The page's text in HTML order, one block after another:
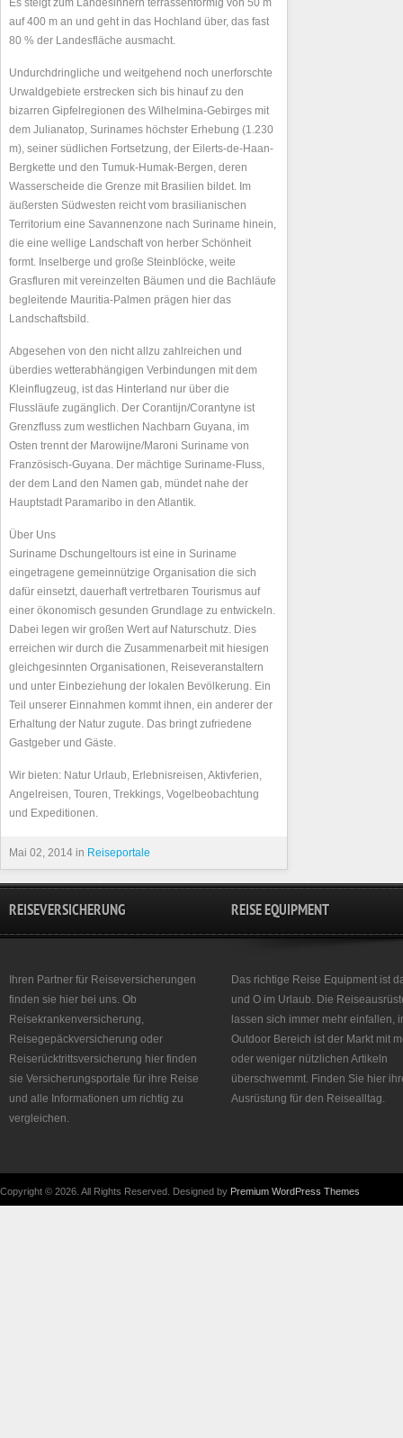
Es steigt zum Landesinnern terrassenförmig von 50 m
auf 400 m an und geht in das Hochland über, das fast
80 % der Landesfläche ausmacht.
Undurchdringliche und weitgehend noch unerforschte
Urwaldgebiete erstrecken sich bis hinauf zu den
bizarren Gipfelregionen des Wilhelmina-Gebirges mit
dem Julianatop, Surinames höchster Erhebung (1.230
m), seiner südlichen Fortsetzung, der Eilerts-de-Haan-
Bergkette und den Tumuk-Humak-Bergen, deren
Wasserscheide die Grenze mit Brasilien bildet. Im
äußersten Südwesten reicht vom brasilianischen
Territorium eine Savannenzone nach Suriname hinein,
die eine wellige Landschaft von herber Schönheit
formt. Inselberge und große Steinblöcke, weite
Grasfluren mit vereinzelten Bäumen und die Bachläufe
begleitende Mauritia-Palmen prägen hier das
Landschaftsbild.
Abgesehen von den nicht allzu zahlreichen und
überdies wetterabhängigen Verbindungen mit dem
Kleinflugzeug, ist das Hinterland nur über die
Flussläufe zugänglich. Der Corantijn/Corantyne ist
Grenzfluss zum westlichen Nachbarn Guyana, im
Osten trennt der Marowijne/Maroni Suriname von
Französisch-Guyana. Der mächtige Suriname-Fluss,
der dem Land den Namen gab, mündet nahe der
Hauptstadt Paramaribo in den Atlantik.
Über Uns
Suriname Dschungeltours ist eine in Suriname
eingetragene gemeinnützige Organisation die sich
dafür einsetzt, dauerhaft vertretbaren Tourismus auf
einer ökonomisch gesunden Grundlage zu entwickeln.
Dabei legen wir großen Wert auf Naturschutz. Dies
erreichen wir durch die Zusammenarbeit mit hiesigen
gleichgesinnten Organisationen, Reiseveranstaltern
und unter Einbeziehung der lokalen Bevölkerung. Ein
Teil unserer Einnahmen kommt ihnen, ein anderer der
Erhaltung der Natur zugute. Das bringt zufriedene
Gastgeber und Gäste.
Wir bieten: Natur Urlaub, Erlebnisreisen, Aktivferien,
Angelreisen, Touren, Trekkings, Vogelbeobachtung
und Expeditionen.
Mai 02, 2014 in Reiseportale
REISEVERSICHERUNG
Ihren Partner für Reiseversicherungen
finden sie hier bei uns. Ob
Reisekrankenversicherung,
Reisegepäckversicherung oder
Reiserücktrittsversicherung hier finden
sie Versicherungsportale für ihre Reise
und alle Informationen um richtig zu
vergleichen.
REISE EQUIPMENT
Das richtige Reise Equipment ist
und O im Urlaub. Die
lassen sich immer mehr einfallen,
Outdoor Bereich ist der Markt mit
oder weniger nützlichen Artikeln
überschwemmt. Finden Sie hier
Ausrüstung für den Reisealltag.
Copyright © 2026. All Rights Reserved. Designed by Premium WordPress Themes